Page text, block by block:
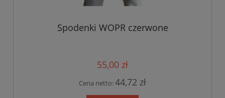
Spodenki WOPR czerwone
55,00 zł
Cena netto:44,72 zł